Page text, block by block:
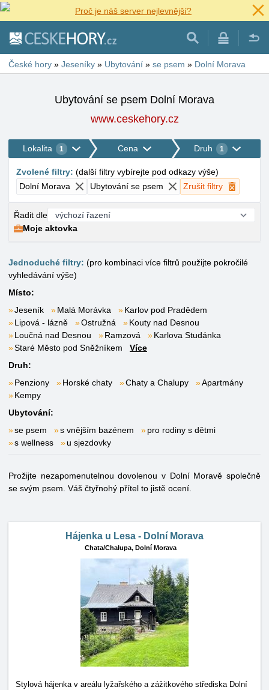
Proč je náš server nejlevnější?
České hory » Jeseníky » Ubytování » se psem » Dolní Morava
Ubytování se psem Dolní Morava
www.ceskehory.cz
Lokalita 1 Cena Druh 1
Zvolené filtry: (další filtry vybírejte pod odkazy výše)
Dolní Morava
Ubytování se psem Zrušit filtry
Řadit dle
Moje aktovka
Jednoduché filtry: (pro kombinaci více filtrů použijte pokročilé
vyhledávání výše)
Místo:
Jeseník
Malá Morávka
Karlov pod Pradědem
Lipová - lázně
Ostružná
Kouty nad Desnou
Loučná nad Desnou
Ramzová
Karlova Studánka
Staré Město pod Sněžníkem
Více
Druh:
Penziony
Horské chaty Chaty a Chalupy
Apartmány
Kempy
Ubytování:
se psem
s vnějším bazénem
pro rodiny s dětmi
s wellness
u sjezdovky
Prožijte nezapomenutelnou dovolenou v Dolní Moravě společně
se svým psem. Váš čtyřnohý přítel to jistě ocení.
Hájenka u Lesa - Dolní Morava
Chata/Chalupa, Dolní Morava
Stylová hájenka v areálu lyžařského a zážitkového střediska Dolní